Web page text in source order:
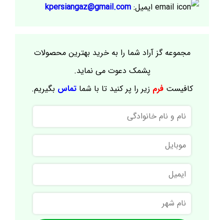
ایمیل: kpersiangaz@gmail.com
مجموعه گز آراد شما را به خرید بهترین محصولات
پشمک دعوت می نماید.
کافیستفرم زیر را پر کنید تا با شماتماس بگیریم.
نام
و
نام
خانوادگی
موبایل
ایمیل
نام
شهر